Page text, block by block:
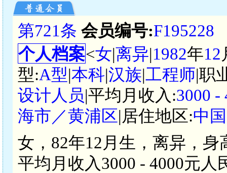
第721条 会员编号:F195228
个人档案<女|离异|1982年12
型:A型|本科|汉族|工程师|职
设计人员|平均月收入:3000 -
海市／黄浦区|居住地区:中
女，82年12月生，离异，
平均月收入3000 - 4000元